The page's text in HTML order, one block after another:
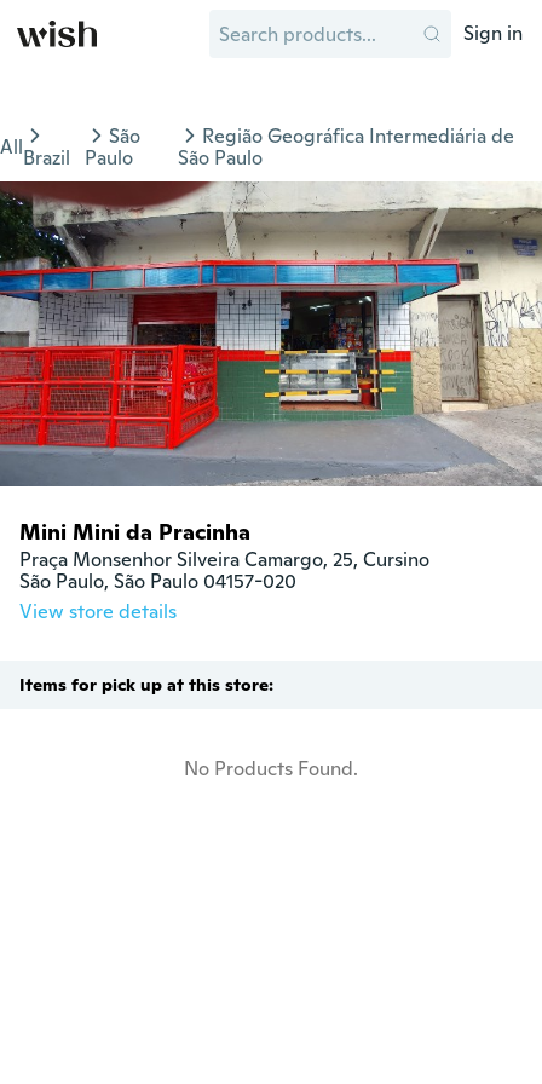
Sign in
AllBrazil
São
Paulo
Região Geográfica Intermediária de
São Paulo
Mini Mini da Pracinha
Praça Monsenhor Silveira Camargo, 25, Cursino
São Paulo, São Paulo 04157-020
View store details
Items for pick up at this store:
No Products Found.